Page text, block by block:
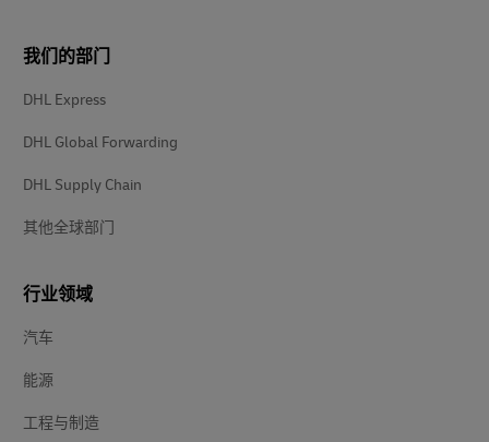
我们的部门
DHL Express
DHL Global Forwarding
DHL Supply Chain
其他全球部门
行业领域
汽车
能源
工程与制造